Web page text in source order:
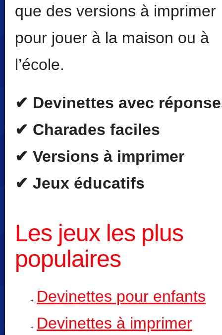
que des versions à imprimer
pour jouer à la maison ou à
l’école.
✔ Devinettes avec
✔ Charades faciles
✔ Versions à imprimer
✔ Jeux éducatifs
Les jeux les plus
populaires
Devinettes pour enfants
Devinettes à imprimer